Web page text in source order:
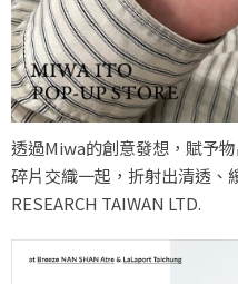
透過Miwa的創意發想，賦予
碎片交織一起，折射出清透、
RESEARCH TAIWAN LTD.